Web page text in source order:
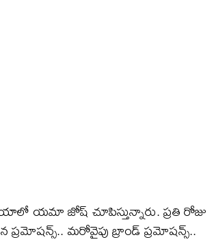
యమా జోష్​ చూపిస్తున్నారు. ప్రతి రోజు
మరోవైపు బ్రాండ్ ప్రమోషన్స్..